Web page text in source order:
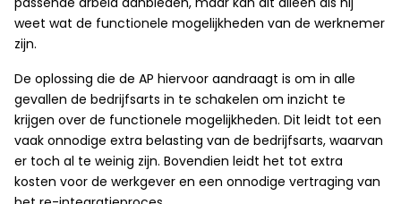
weet wat de functionele mogelijkheden van de werknemer
zijn.
De oplossing die de AP hiervoor aandraagt is om in alle
gevallen de bedrijfsarts in te schakelen om inzicht te
krijgen over de functionele mogelijkheden. Dit leidt tot een
vaak onnodige extra belasting van de bedrijfsarts, waarvan
er toch al te weinig zijn. Bovendien leidt het tot extra
kosten voor de werkgever en een onnodige vertraging van